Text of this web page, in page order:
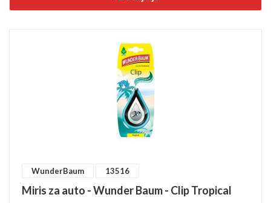
WunderBaum 13516
Miris za auto - Wunder Baum - Clip Tropical